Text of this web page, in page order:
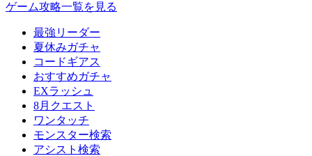
ゲーム攻略一覧を見る
最強リーダー
夏休みガチャ
コードギアス
おすすめガチャ
EXラッシュ
8月クエスト
ワンタッチ
モンスター検索
アシスト検索